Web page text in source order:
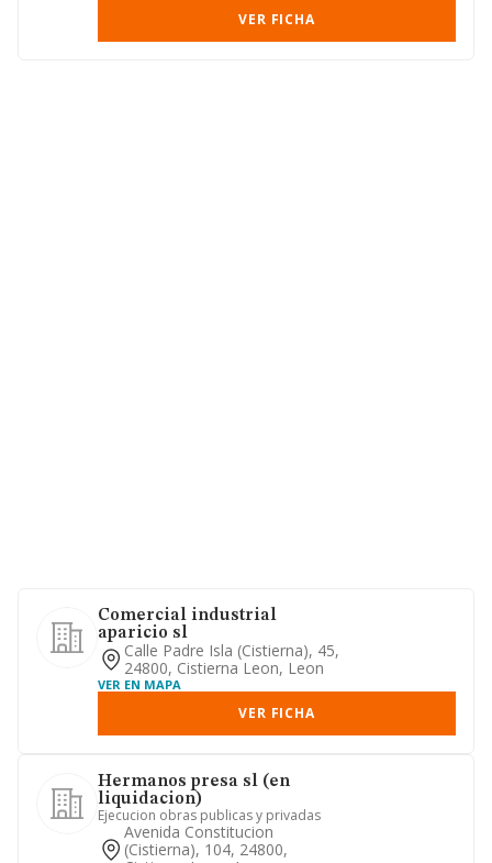
VER FICHA
Comercial industrial
aparicio sl
Calle Padre Isla (cistierna), 45,
24800, Cistierna Leon, Leon
VER EN MAPA
VER FICHA
Hermanos presa sl (en
liquidacion)
Ejecucion obras publicas y privadas
Avenida Constitucion
(cistierna), 104, 24800,